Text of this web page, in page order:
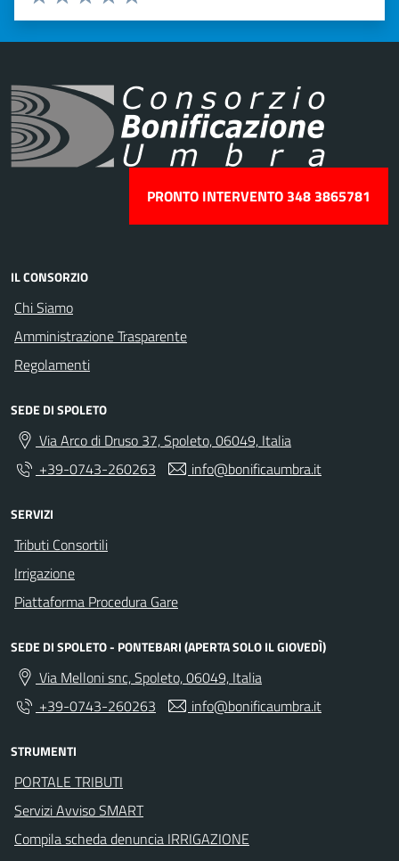
Valuta 5 stelle su 5
Valuta 4 stelle su 5
Valuta 3 stelle su 5
Valuta 2 stelle su 5
Valuta 1 stelle su 5
PRONTO INTERVENTO 348 3865781
IL CONSORZIO
Chi Siamo
Amministrazione Trasparente
Regolamenti
SEDE DI SPOLETO
Via Arco di Druso 37, Spoleto, 06049, Italia
+39-0743-260263
info@bonificaumbra.it
SERVIZI
Tributi Consortili
Irrigazione
Piattaforma Procedura Gare
SEDE DI SPOLETO - PONTEBARI (APERTA SOLO IL GIOVEDÌ)
Via Melloni snc, Spoleto, 06049, Italia
+39-0743-260263
info@bonificaumbra.it
STRUMENTI
PORTALE TRIBUTI
Servizi Avviso SMART
Compila scheda denuncia IRRIGAZIONE